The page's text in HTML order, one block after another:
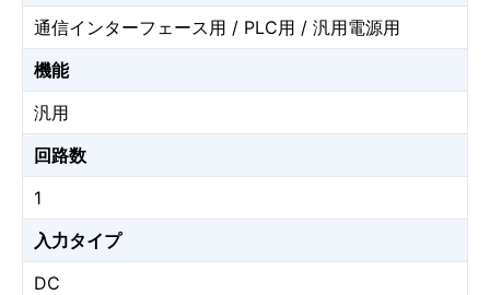
通信インターフェース用 / PLC用 / 汎用電源用
機能
汎用
回路数
1
入力タイプ
DC